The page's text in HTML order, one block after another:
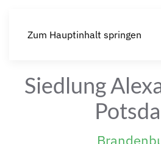
Zum Hauptinhalt springen
Siedlung